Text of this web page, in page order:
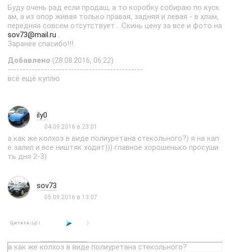
Буду очень рад если продаш, а то коробку собираю по куск
ам, а из опор живая только правая, задняя и левая - в хлам,
передняя совсем отсутствует... Скинь цену за все и фото на
sov73@mail.ru .
Заранее спасибо!!!
Добавлено (28.08.2016, 06:22)
---------------------------------------------
всё ещё куплю
ily0
04.09.2016 в 23:01
а как же колхоз в виде полиуретана стекольного?) я на кап
е залил и все ништяк ходит))) главное хорошенько просуши
ть дня 2-3)
sov73
05.09.2016 в 13:07
Цитата ily0 ( )
а как же колхоз в виде полиуретана стекольного?